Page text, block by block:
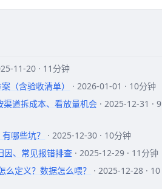
11-20 · 11分钟
（含验收清单）
· 2026-01-01 · 10分钟
道拆成本、看放量机会 · 2025-12-31 · 9
哪些坑？
· 2025-12-30 · 10分钟
、常见报错排查 · 2025-12-29 · 11分钟
定义？数据怎么喂？
· 2025-12-28 · 10